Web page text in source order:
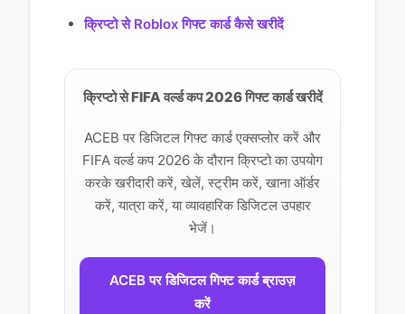
क्रिप्टो से Roblox गिफ्ट कार्ड कैसे खरीदें
क्रिप्टो से FIFA वर्ल्ड कप 2026 गिफ्ट कार्ड खरीदें
ACEB पर डिजिटल गिफ्ट कार्ड एक्सप्लोर करें और
FIFA वर्ल्ड कप 2026 के दौरान क्रिप्टो का उपयोग
करके खरीदारी करें, खेलें, स्ट्रीम करें, खाना ऑर्डर
करें, यात्रा करें, या व्यावहारिक डिजिटल उपहार
भेजें।
ACEB पर डिजिटल गिफ्ट कार्ड ब्राउज़
करें